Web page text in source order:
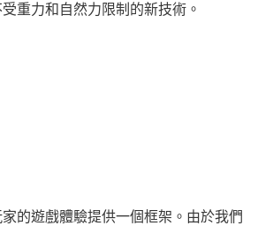
重力和自然力限制的新技術。
的遊戲體驗提供一個框架。由於我們